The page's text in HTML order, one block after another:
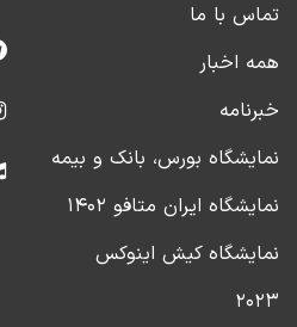
تماس با ما
همه اخبار
خبرنامه
نمایشگاه بورس، بانک و بیمه
نمایشگاه ایران متافو ۱۴۰۲
نمایشگاه کیش اینوکس
۲۰۲۳